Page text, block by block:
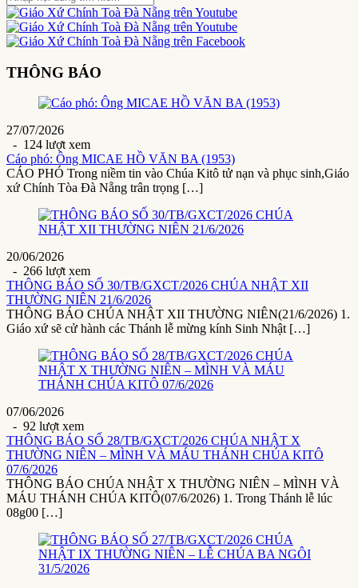
THÔNG BÁO
27/07/2026
- 124 lượt xem
Cáo phó: Ông MICAE HỒ VĂN BA (1953)
CÁO PHÓ Trong niềm tin vào Chúa Kitô tử nạn và phục sinh,Giáo
xứ Chính Tòa Đà Nẵng trân trọng […]
20/06/2026
- 266 lượt xem
THÔNG BÁO SỐ 30/TB/GXCT/2026 CHÚA NHẬT XII
THƯỜNG NIÊN 21/6/2026
THÔNG BÁO CHÚA NHẬT XII THƯỜNG NIÊN(21/6/2026) 1.
Giáo xứ sẽ cử hành các Thánh lễ mừng kính Sinh Nhật […]
07/06/2026
- 92 lượt xem
THÔNG BÁO SỐ 28/TB/GXCT/2026 CHÚA NHẬT X
THƯỜNG NIÊN – MÌNH VÀ MÁU THÁNH CHÚA KITÔ
07/6/2026
THÔNG BÁO CHÚA NHẬT X THƯỜNG NIÊN – MÌNH VÀ
MÁU THÁNH CHÚA KITÔ(07/6/2026) 1. Trong Thánh lễ lúc
08g00 […]